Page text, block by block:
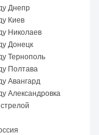
Днепр
Киев
Николаев
Донецк
Тернополь
Полтава
Авангард
Александровка